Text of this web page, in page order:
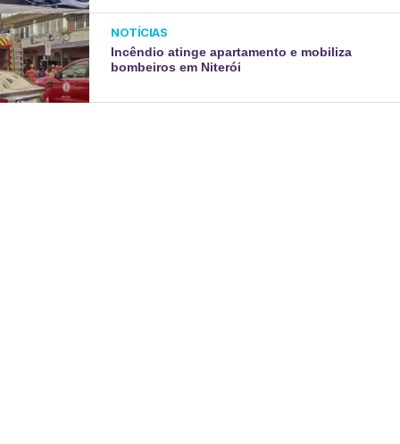
NOTÍCIAS
Incêndio atinge apartamento e mobiliza
bombeiros em Niterói